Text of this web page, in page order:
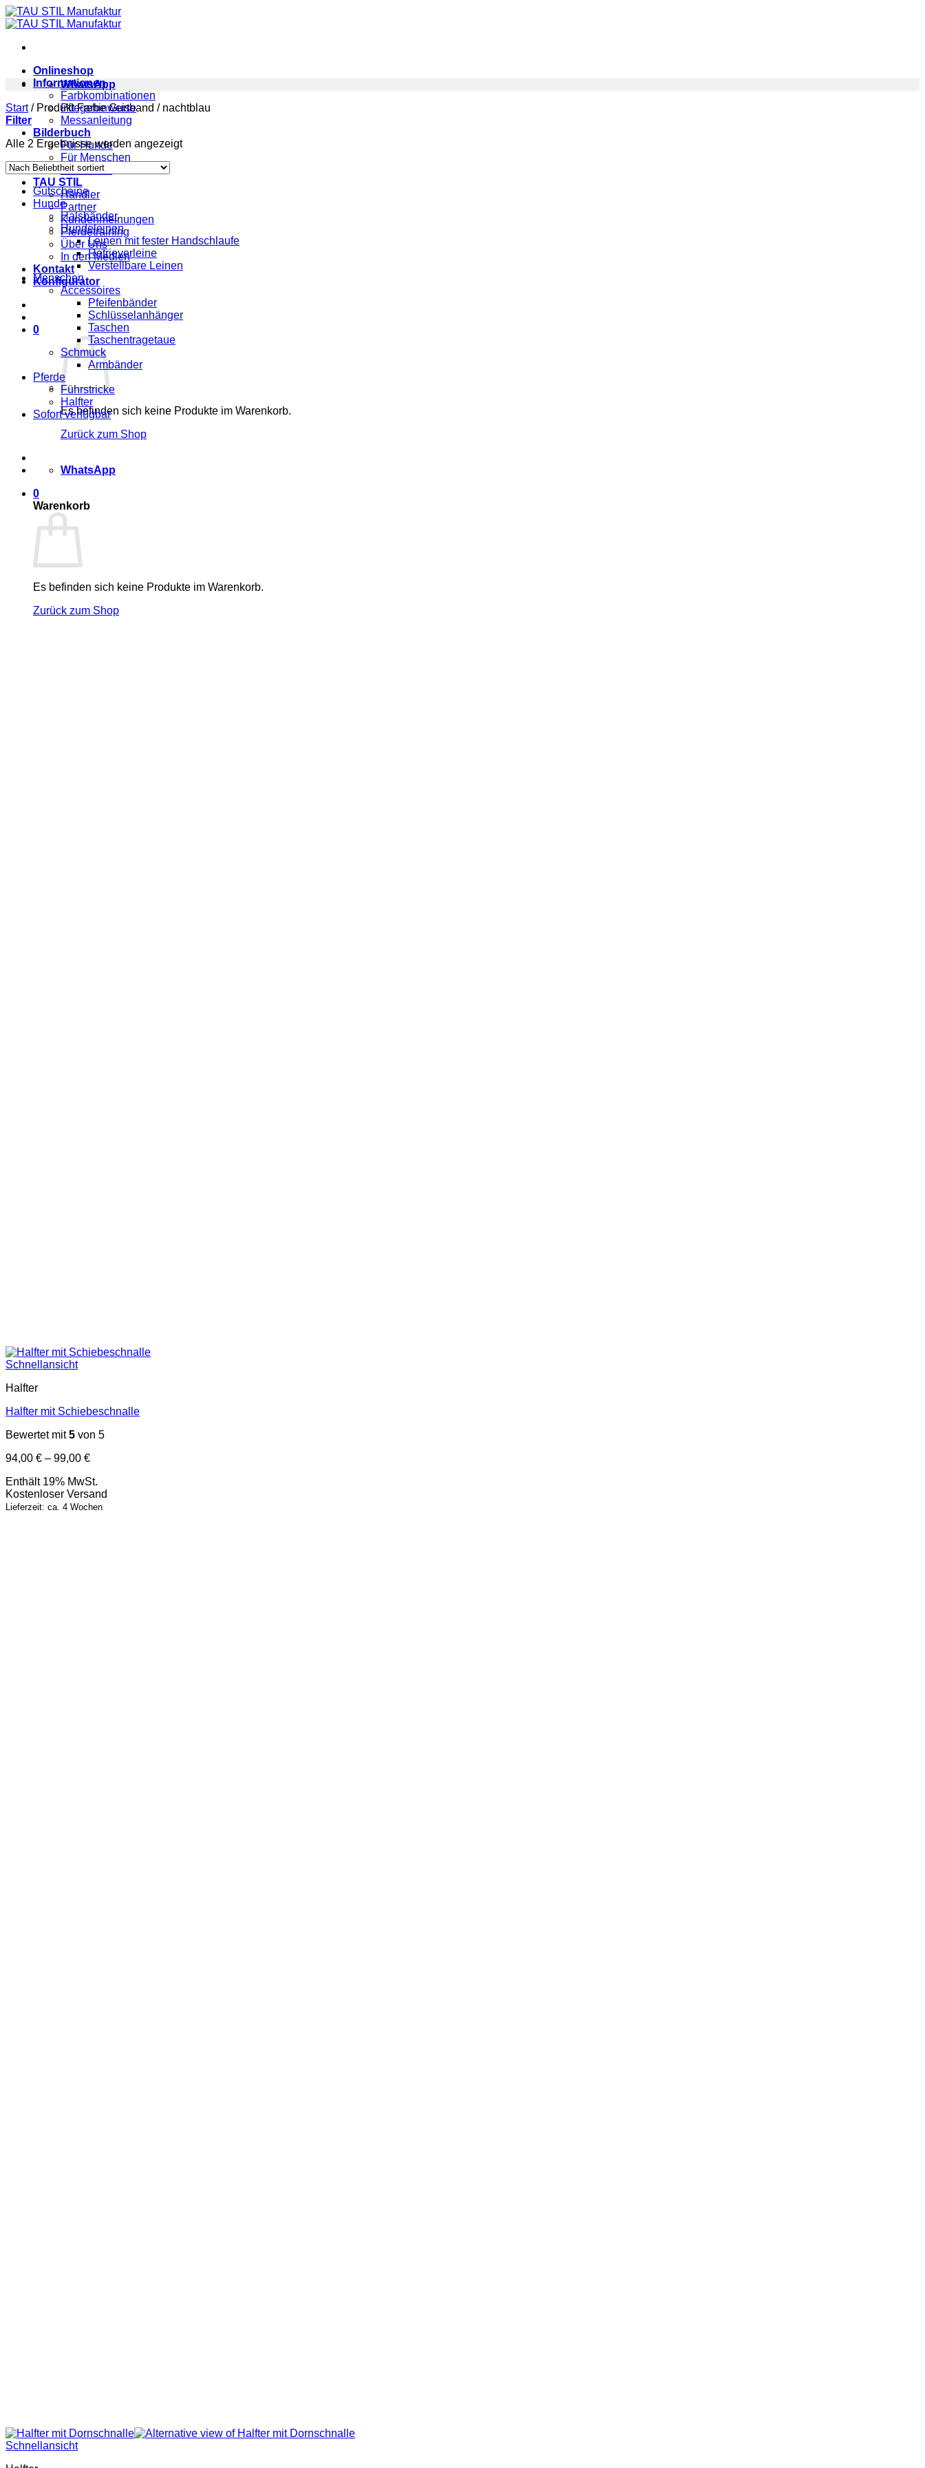
Zum
Inhalt
Onlineshop
Informationen
Farbkombinationen
Pflegehinweise
Messanleitung
Bilderbuch
Für Hunde
Für Menschen
Für Pferde
TAU STIL
Händler
Partner
Kundenmeinungen
Pferdetraining
Über Uns
In den Medien
Kontakt
Konfigurator
0
Es befinden sich keine Produkte im Warenkorb.
Zurück zum Shop
WhatsApp
0
Warenkorb
Es befinden sich keine Produkte im Warenkorb.
Zurück zum Shop
WhatsApp
Start /Produkt Farbe Gurtband /nachtblau
Filter
Alle 2 Ergebnisse werden angezeigtNach
Gutscheine
Hunde
Halsbänder
Hundeleinen
Leinen mit fester Handschlaufe
Retrieverleine
Verstellbare Leinen
Menschen
Accessoires
Pfeifenbänder
Schlüsselanhänger
Taschen
Taschentragetaue
Schmuck
Armbänder
Pferde
Führstricke
Halfter
Sofort verfügbar
Schnellansicht
Halfter
Halfter mit Schiebeschnalle
Bewertet mit5 von 5
94,00 € – 99,00 €Preisspanne:
bis
99,00 €
Enthält 19% MwSt.
Kostenloser Versand
Lieferzeit: ca. 4 Wochen
Schnellansicht